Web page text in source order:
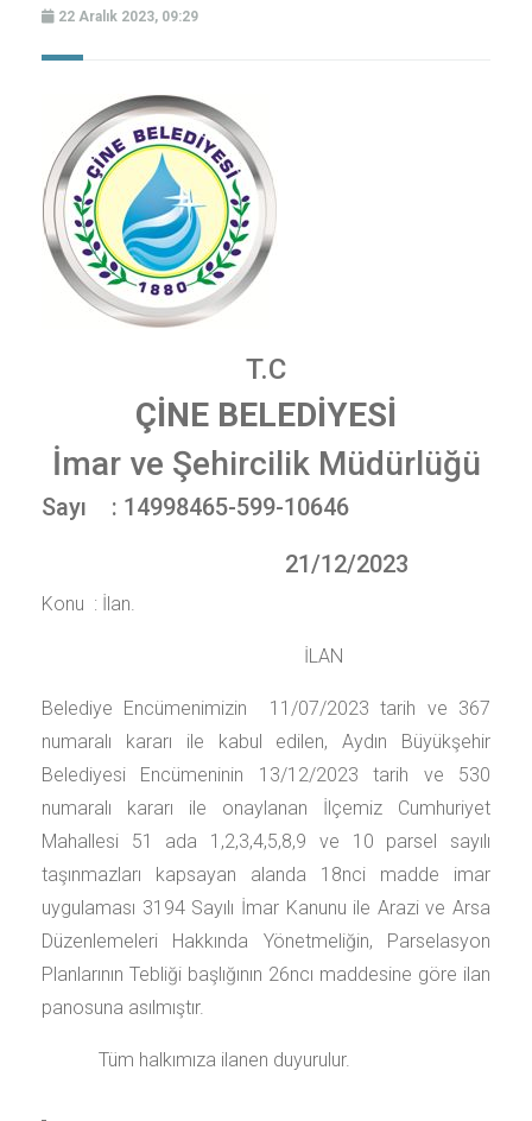
22 Aralık 2023, 09:29
T.C
ÇİNE BELEDİYESİ
İmar ve Şehircilik Müdürlüğü
Sayı : 14998465-599-10646
21/12/2023
Konu : İlan.
İLAN
Belediye Encümenimizin 11/07/2023 tarih ve 367
numaralı kararı ile kabul edilen, Aydın Büyükşehir
Belediyesi Encümeninin 13/12/2023 tarih ve 530
numaralı kararı ile onaylanan İlçemiz Cumhuriyet
Mahallesi 51 ada 1,2,3,4,5,8,9 ve 10 parsel sayılı
taşınmazları kapsayan alanda 18nci madde imar
uygulaması 3194 Sayılı İmar Kanunu ile Arazi ve Arsa
Düzenlemeleri Hakkında Yönetmeliğin, Parselasyon
Planlarının Tebliği başlığının 26ncı maddesine göre ilan
panosuna asılmıştır.
Tüm halkımıza ilanen duyurulur.